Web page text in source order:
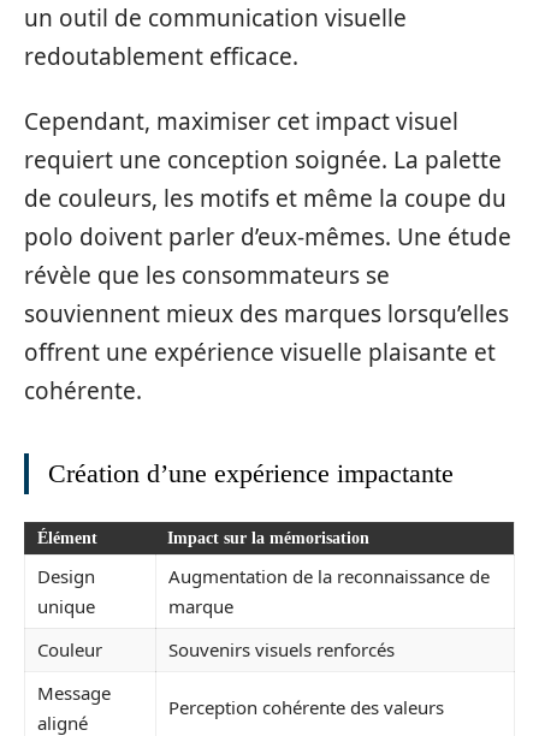
un outil de communication visuelle
redoutablement efficace.
Cependant, maximiser cet impact visuel
requiert une conception soignée. La palette
de couleurs, les motifs et même la coupe du
polo doivent parler d’eux-mêmes. Une étude
révèle que les consommateurs se
souviennent mieux des marques lorsqu’elles
offrent une expérience visuelle plaisante et
cohérente.
Création d’une expérience impactante
Élément Impact sur la mémorisation
Design
unique
Augmentation de la reconnaissance de
marque
Couleur
Souvenirs visuels renforcés
Message
aligné
Perception cohérente des valeurs